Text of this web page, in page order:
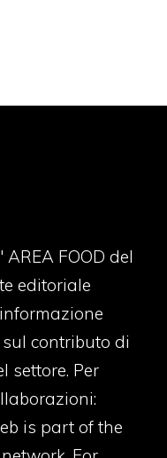
FOOD del
editoriale
contributo di
settore. Per
is part of the